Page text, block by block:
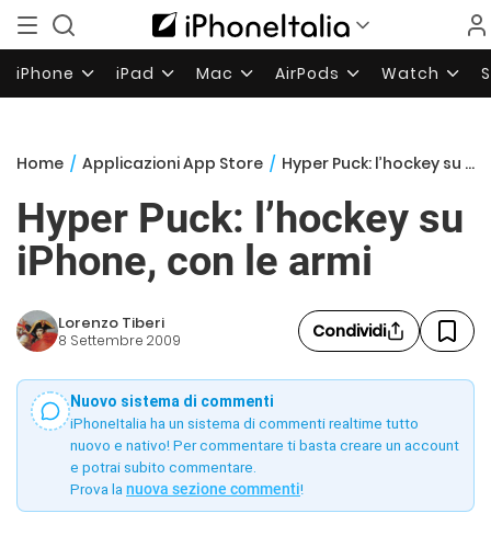
iPhone iPad Mac AirPods Watch
Home / Applicazioni App Store / Hyper Puck: l’hockey su iPhone, con le armi
Hyper Puck: l’hockey su
iPhone, con le armi
Lorenzo Tiberi
8 Settembre 2009 Condividi
Nuovo sistema di commenti
iPhoneItalia ha un sistema di commenti realtime tutto
nuovo e nativo! Per commentare ti basta creare un account
e potrai subito commentare.
Prova la nuova sezione commenti!